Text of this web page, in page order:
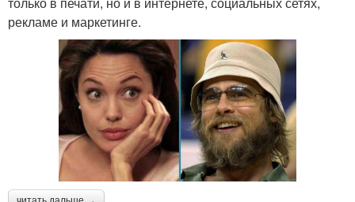
рекламе и маркетинге.